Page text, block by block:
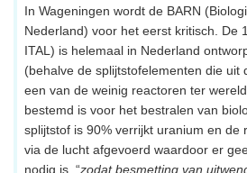
In Wageningen wordt de BARN
Nederland) voor het eerst kritisch. De
ITAL) is helemaal in Nederland
(behalve de splijtstofelementen die uit
een van de weinig reactoren ter
bestemd is voor het bestralen van
splijtstof is 90% verrijkt uranium en de
via de lucht afgevoerd waardoor er
nodig is, “zodat besmetting van